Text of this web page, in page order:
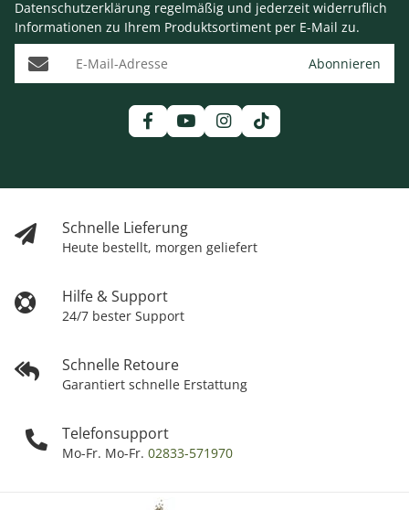
Schnelle Lieferung
Heute bestellt, morgen geliefert
Hilfe & Support
24/7 bester Support
Schnelle Retoure
Garantiert schnelle Erstattung
Telefonsupport
Mo-Fr. Mo-Fr. 02833-571970
Datenschutzerklärung regelmäßig und jederzeit widerruflich
Informationen zu Ihrem Produktsortiment per E-Mail zu.
E-Mail-Adresse Abonnieren